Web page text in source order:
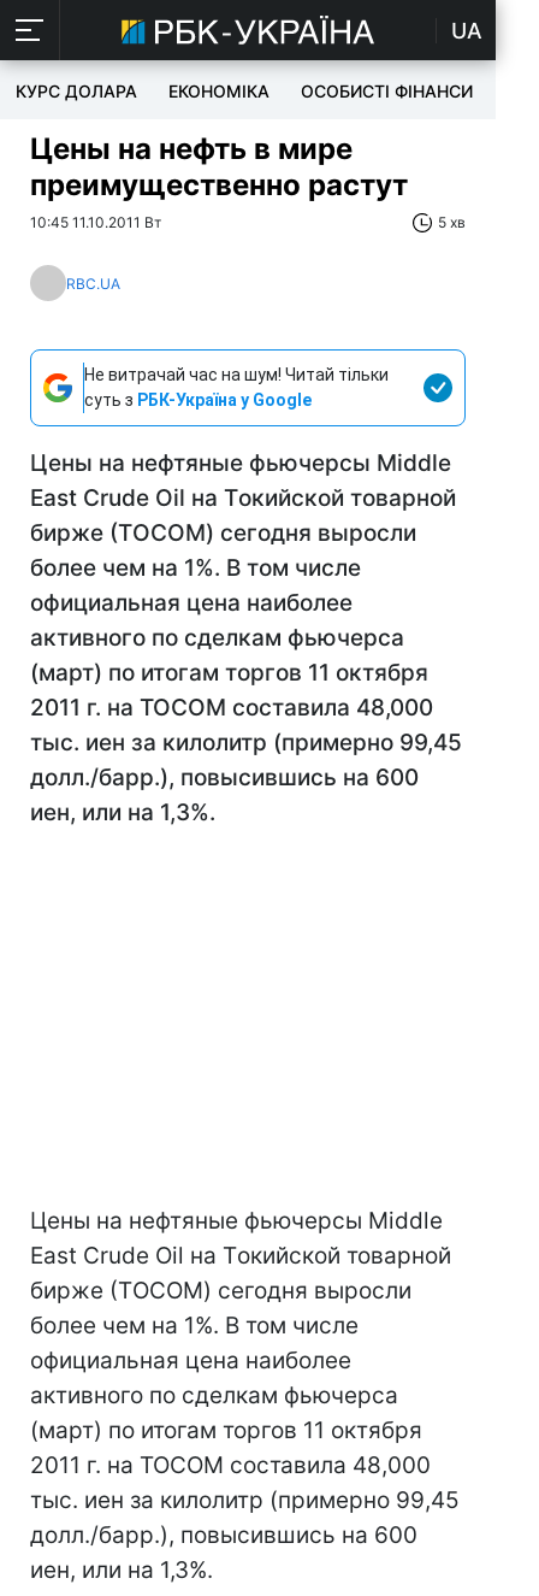
UA
КУРС ДОЛАРА ЕКОНОМІКА ОСОБИСТІ ФІНАНСИ
Цены на нефть в мире
преимущественно растут
10:45 11.10.2011 Вт 5 хв
RBC.UA
Не витрачай час на шум! Читай тільки
суть з РБК-Україна у Google
Цены на нефтяные фьючерсы Middle
East Crude Oil на Tокийской товарной
бирже (ТOCOM) сегодня выросли
более чем на 1%. В том числе
официальная цена наиболее
активного по сделкам фьючерса
(март) по итогам торгов 11 октября
2011 г. на TOCOM составила 48,000
тыс. иен за килолитр (примерно 99,45
долл./барр.), повысившись на 600
иен, или на 1,3%.
Цены на нефтяные фьючерсы Middle
East Crude Oil на Tокийской товарной
бирже (ТOCOM) сегодня выросли
более чем на 1%. В том числе
официальная цена наиболее
активного по сделкам фьючерса
(март) по итогам торгов 11 октября
2011 г. на TOCOM составила 48,000
тыс. иен за килолитр (примерно 99,45
долл./барр.), повысившись на 600
иен, или на 1,3%.